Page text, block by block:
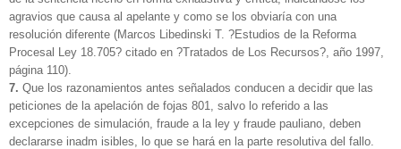
agravios que causa al apelante y como se los obviaría con una
resolución diferente (Marcos Libedinski T. ?Estudios de la Reforma
Procesal Ley 18.705? citado en ?Tratados de Los Recursos?, año 1997,
página 110).
7. Que los razonamientos antes señalados conducen a decidir que las
peticiones de la apelación de fojas 801, salvo lo referido a las
excepciones de simulación, fraude a la ley y fraude pauliano, deben
declararse inadm isibles, lo que se hará en la parte resolutiva del fallo.